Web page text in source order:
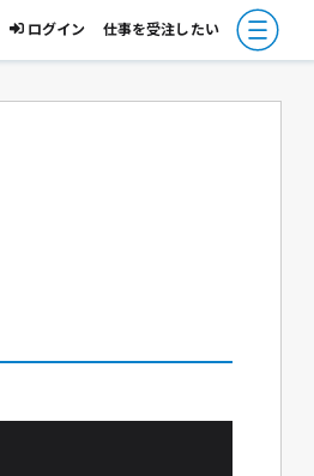
ログイン 仕事を受注したい